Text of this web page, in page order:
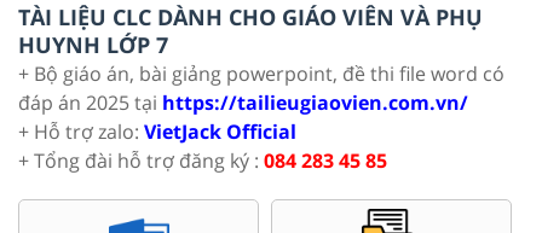
TÀI LIỆU CLC DÀNH CHO GIÁO VIÊN VÀ PHỤ
HUYNH LỚP 7
+ Bộ giáo án, bài giảng powerpoint, đề thi file word có
đáp án 2025 tại https://tailieugiaovien.com.vn/
+ Hỗ trợ zalo: VietJack Official
+ Tổng đài hỗ trợ đăng ký : 084 283 45 85